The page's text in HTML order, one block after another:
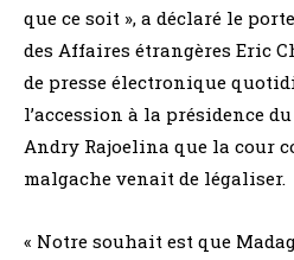
que ce soit », a déclaré le
des Affaires étrangères Eric
de presse électronique
l’accession à la présidence
Andry Rajoelina que la cour
malgache venait de légaliser.
« Notre souhait est que